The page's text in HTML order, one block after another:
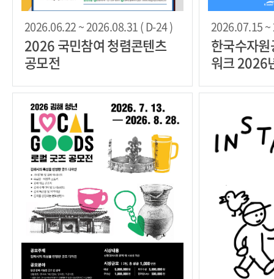
2026.06.22 ~ 2026.08.31 ( D-24 )
2026 국민참여 청렴콘텐츠
공모전
2026.07.15 ~
한국수자
워크 2026